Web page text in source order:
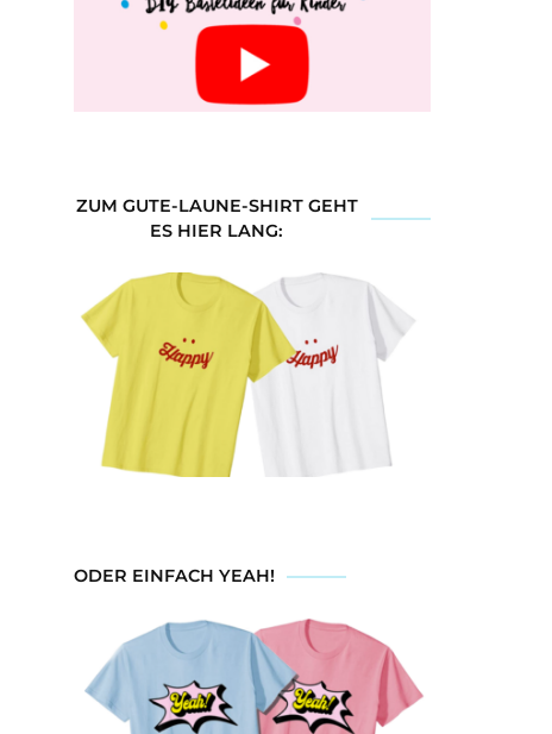
ZUM GUTE-LAUNE-SHIRT GEHT
ES HIER LANG:
ODER EINFACH YEAH!